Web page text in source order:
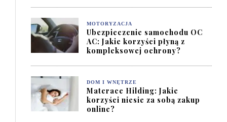
MOTORYZACJA
Ubezpieczenie samochodu OC
AC: Jakie korzyści płyną z
kompleksowej ochrony?
DOM I WNĘTRZE
Materace Hilding: Jakie
korzyści niesie za sobą zakup
online?